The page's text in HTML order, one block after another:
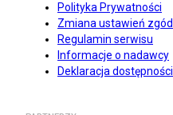
Polityka Prywatności
Zmiana ustawień zgód
Regulamin serwisu
Informacje o nadawcy
Deklaracja dostępności